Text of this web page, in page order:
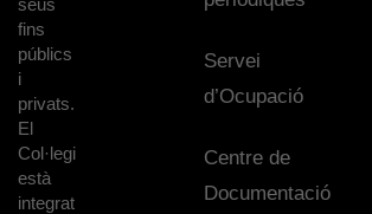
fins
públics
i
privats.
El
Col·legi
està
integrat
Servei
d’Ocupació
Centre de
Documentació